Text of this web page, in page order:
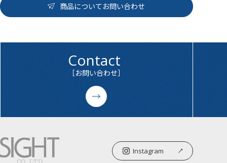
商品についてお問い合わせ
Contact
［お問い合わせ］
Instagram